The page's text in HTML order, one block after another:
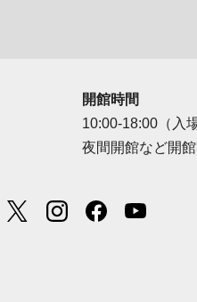
開館時間
10:00-18:00（入
夜間開館など開